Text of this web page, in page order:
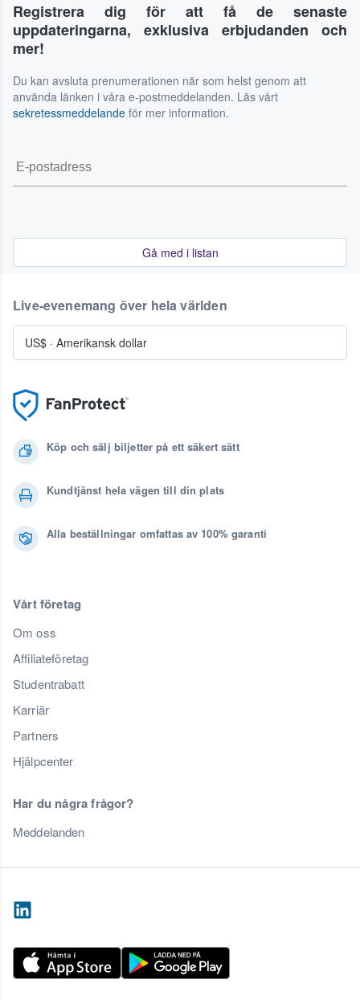
Registrera dig för att få de senaste
uppdateringarna, exklusiva erbjudanden och
mer!
Du kan avsluta prenumerationen när som helst genom att
använda länken i våra e-postmeddelanden. Läs vårt
sekretessmeddelande för mer information.
Gå med i listan
Köp och sälj biljetter på ett säkert sätt
Kundtjänst hela vägen till din plats
Alla beställningar omfattas av 100% garanti
Vårt företag
Om oss
Affiliateföretag
Studentrabatt
Karriär
Partners
Hjälpcenter
Har du några frågor?
Meddelanden
Live-evenemang över hela världen
US$ · Amerikansk dollar